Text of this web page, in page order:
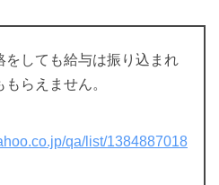
をしても給与は振り込まれ
らえません。
qa/list/1384887018